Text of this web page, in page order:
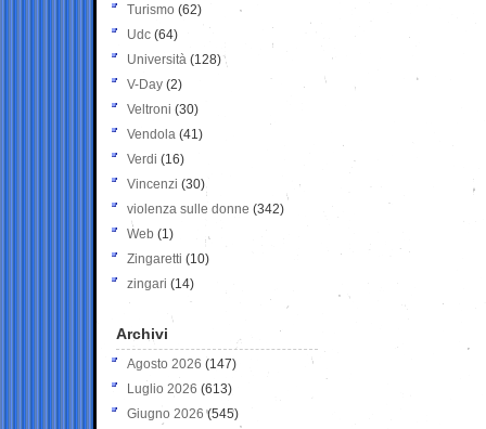
Turismo (62)
Udc (64)
Università (128)
V-Day (2)
Veltroni (30)
Vendola (41)
Verdi (16)
Vincenzi (30)
violenza sulle donne (342)
Web (1)
Zingaretti (10)
zingari (14)
Archivi
Agosto 2026 (147)
Luglio 2026 (613)
Giugno 2026 (545)